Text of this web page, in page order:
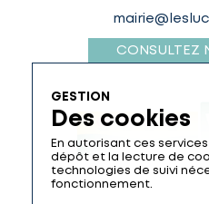
CONSULTEZ
GESTION
Des cookies
En autorisant ces
dépôt et la lecture de
technologies de suivi
fonctionnement.